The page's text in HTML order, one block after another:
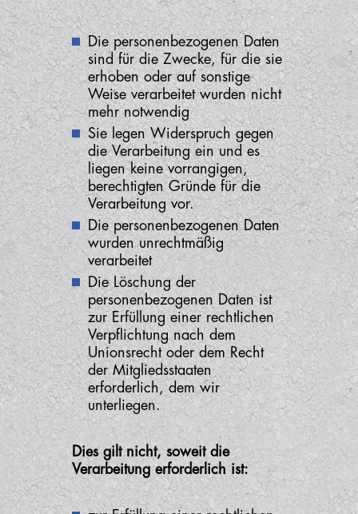
Die personenbezogenen Daten
sind für die Zwecke, für die sie
erhoben oder auf sonstige
Weise verarbeitet wurden nicht
mehr notwendig
Sie legen Widerspruch gegen
die Verarbeitung ein und es
liegen keine vorrangigen,
berechtigten Gründe für die
Verarbeitung vor.
Die personenbezogenen Daten
wurden unrechtmäßig
verarbeitet
Die Löschung der
personenbezogenen Daten ist
zur Erfüllung einer rechtlichen
Verpflichtung nach dem
Unionsrecht oder dem Recht
der Mitgliedsstaaten
erforderlich, dem wir
unterliegen.
Dies gilt nicht, soweit die
Verarbeitung erforderlich ist: